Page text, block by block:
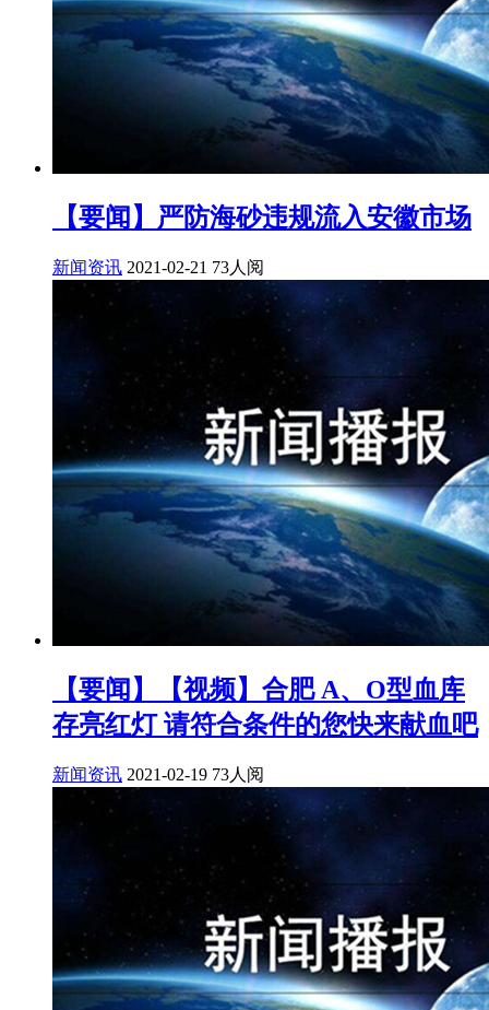
【要闻】严防海砂违规流入安徽市场
新闻资讯 2021-02-21 73人阅
【要闻】【视频】合肥 A、O型血库
存亮红灯 请符合条件的您快来献血吧
新闻资讯 2021-02-19 73人阅